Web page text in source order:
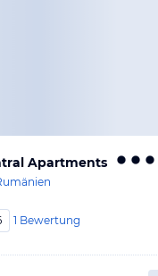
Apartments
1 Bewertung